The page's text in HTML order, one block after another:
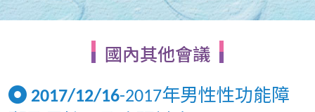
國內其他會議
2017/12/16-2017年男性性功能障